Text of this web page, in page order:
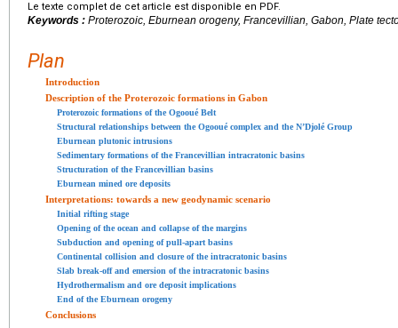
Le texte complet de cet article est disponible en PDF.
Keywords : Proterozoic, Eburnean orogeny, Francevillian, Gabon, Plate
Plan
Introduction
Description of the Proterozoic formations in Gabon
Proterozoic formations of the Ogooué Belt
Structural relationships between the Ogooué complex and the N’Djolé Group
Eburnean plutonic intrusions
Sedimentary formations of the Francevillian intracratonic basins
Structuration of the Francevillian basins
Eburnean mined ore deposits
Interpretations: towards a new geodynamic scenario
Initial rifting stage
Opening of the ocean and collapse of the margins
Subduction and opening of pull-apart basins
Continental collision and closure of the intracratonic basins
Slab break-off and emersion of the intracratonic basins
Hydrothermalism and ore deposit implications
End of the Eburnean orogeny
Conclusions